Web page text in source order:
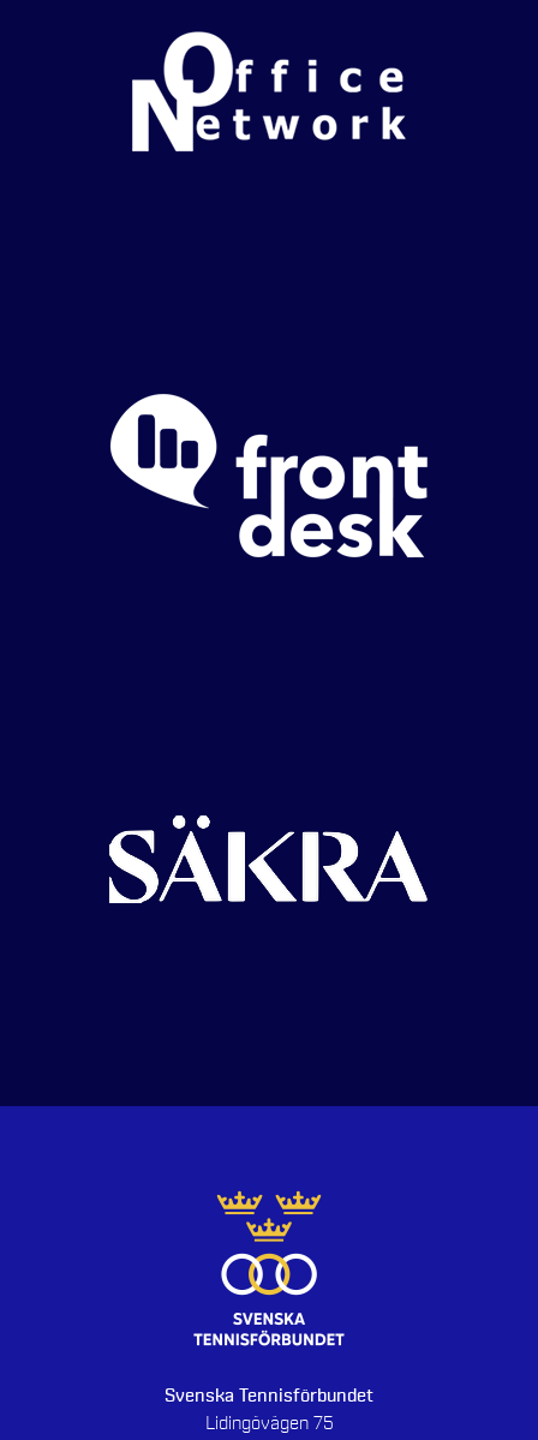
Svenska Tennisförbundet
Lidingövägen 75